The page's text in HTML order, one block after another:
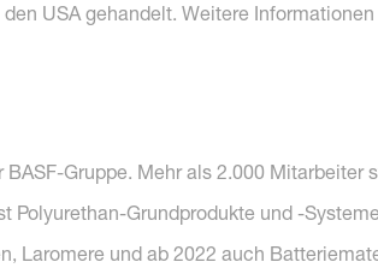
USA gehandelt. Weitere
Gruppe. Mehr als 2.000
Polyurethan-Grundprodukte und -
Laromere und ab 2022 auch